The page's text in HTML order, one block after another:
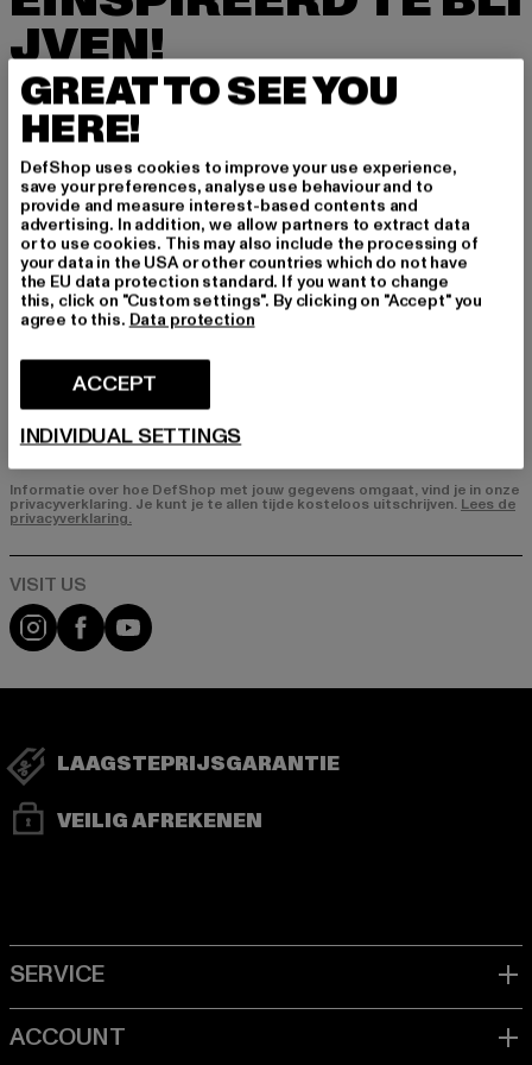
JVEN!
Meld je hier aan voor onze nieuwsbrief en ontv
ang in de toekomst informatie over actuele tre
nds, aanbiedingen en waardebonnen van DefS
hop per e-mail!
In welke producten bent u geïnteresseerd?
HEREN
DAMES
E-MAIL
AANMELDEN
Informatie over hoe DefShop met jouw gegevens omgaat, vind je in onze
privacyverklaring. Je kunt je te allen tijde kosteloos uitschrijven. Lees de
privacyverklaring.
Visit our Instagram page:
Visit our Facebook page:
Visit our YouTube channel:
LAAGSTEPRIJSGARANTIE
VEILIG AFREKENEN
GREAT TO SEE YOU
HERE!
DefShop uses cookies to improve your use experience,
save your preferences, analyse use behaviour and to
provide and measure interest-based contents and
advertising. In addition, we allow partners to extract data
or to use cookies. This may also include the processing of
your data in the USA or other countries which do not have
the EU data protection standard. If you want to change
this, click on "Custom settings". By clicking on "Accept" you
agree to this. Data protection
ACCEPT
INDIVIDUAL SETTINGS